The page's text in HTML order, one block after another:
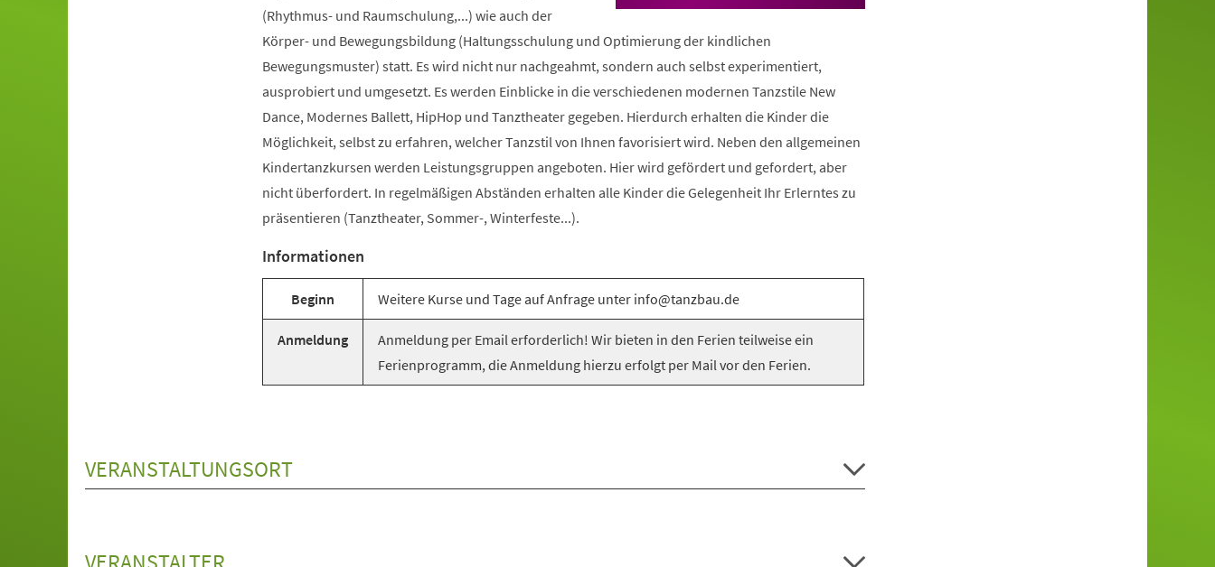
(Rhythmus- und Raumschulung,...) wie auch der
Körper- und Bewegungsbildung (Haltungsschulung und Optimierung der kindlichen
Bewegungsmuster) statt. Es wird nicht nur nachgeahmt, sondern auch selbst experimentiert,
ausprobiert und umgesetzt. Es werden Einblicke in die verschiedenen modernen Tanzstile New
Dance, Modernes Ballett, HipHop und Tanztheater gegeben. Hierdurch erhalten die Kinder die
Möglichkeit, selbst zu erfahren, welcher Tanzstil von Ihnen favorisiert wird. Neben den allgemeinen
Kindertanzkursen werden Leistungsgruppen angeboten. Hier wird gefördert und gefordert, aber
nicht überfordert. In regelmäßigen Abständen erhalten alle Kinder die Gelegenheit Ihr Erlerntes zu
präsentieren (Tanztheater, Sommer-, Winterfeste...).
Informationen
Beginn Weitere Kurse und Tage auf Anfrage unter info@tanzbau.de
Anmeldung
Anmeldung per Email erforderlich! Wir bieten in den Ferien teilweise ein
Ferienprogramm, die Anmeldung hierzu erfolgt per Mail vor den Ferien.
VERANSTALTUNGSORT